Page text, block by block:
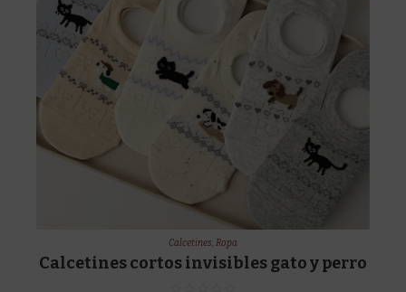
Calcetines, Ropa
Calcetines cortos invisibles gato y perro